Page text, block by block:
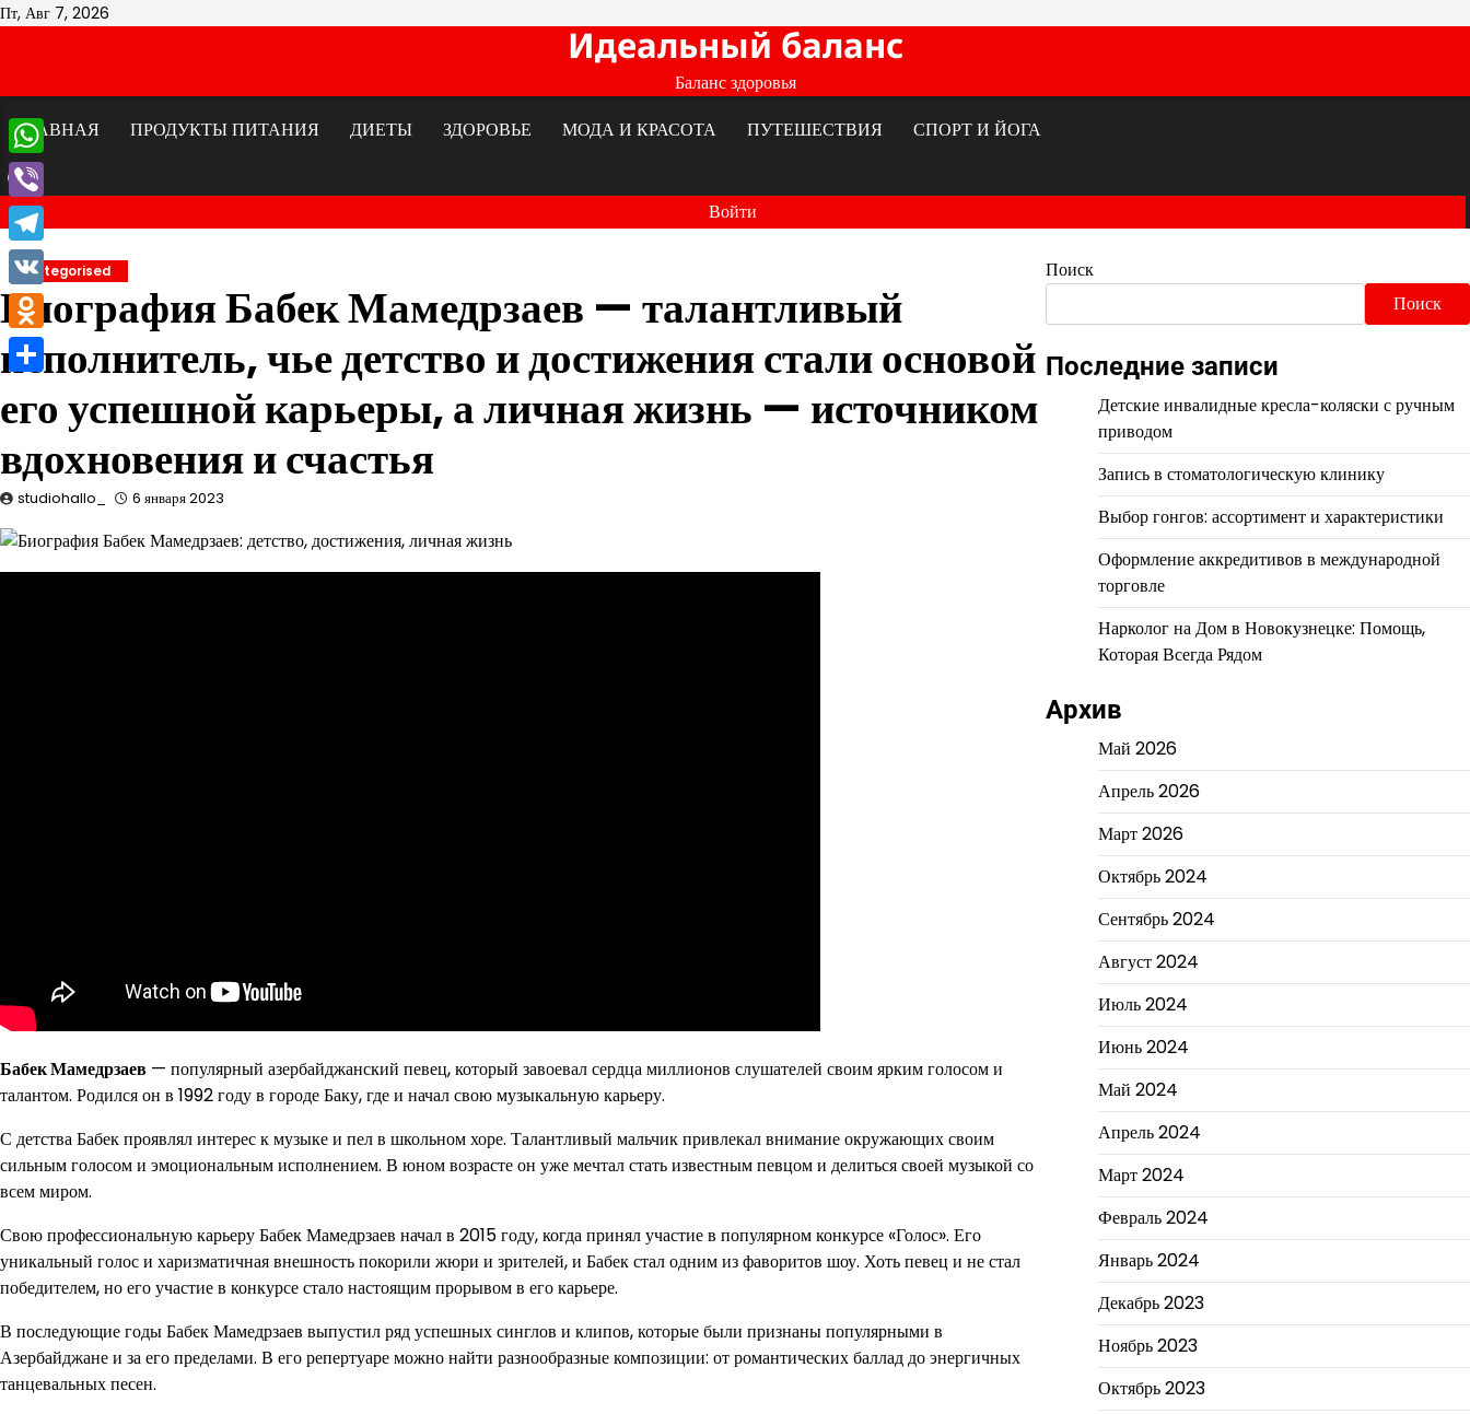
Перейти
Пт, Авг 7, 2026
Идеальный баланс
Баланс здоровья
ГЛАВНАЯ
ПРОДУКТЫ ПИТАНИЯ ДИЕТЫ ЗДОРОВЬЕ МОДА И КРАСОТА ПУТЕШЕСТВИЯ СПОРТ И ЙОГА
Войти
Uncategorised
Биография Бабек Мамедрзаев — талантливый
исполнитель, чье детство и достижения стали основой
его успешной карьеры, а личная жизнь — источником
вдохновения и счастья
studiohallo_ 6 января 2023
Бабек Мамедрзаев — популярный азербайджанский певец, который завоевал сердца миллионов слушателей своим ярким голосом и
талантом. Родился он в 1992 году в городе Баку, где и начал свою музыкальную карьеру.
С детства Бабек проявлял интерес к музыке и пел в школьном хоре. Талантливый мальчик привлекал внимание окружающих своим
сильным голосом и эмоциональным исполнением. В юном возрасте он уже мечтал стать известным певцом и делиться своей музыкой со
всем миром.
Свою профессиональную карьеру Бабек Мамедрзаев начал в 2015 году, когда принял участие в популярном конкурсе «Голос». Его
уникальный голос и харизматичная внешность покорили жюри и зрителей, и Бабек стал одним из фаворитов шоу. Хоть певец и не стал
победителем, но его участие в конкурсе стало настоящим прорывом в его карьере.
В последующие годы Бабек Мамедрзаев выпустил ряд успешных синглов и клипов, которые были признаны популярными в
Азербайджане и за его пределами. В его репертуаре можно найти разнообразные композиции: от романтических баллад до энергичных
танцевальных песен.
Поиск
Поиск
Последние записи
Детские инвалидные кресла-коляски с ручным
приводом
Запись в стоматологическую клинику
Выбор гонгов: ассортимент и характеристики
Оформление аккредитивов в международной
торговле
Нарколог на Дом в Новокузнецке: Помощь,
Которая Всегда Рядом
Архив
Май 2026
Апрель 2026
Март 2026
Октябрь 2024
Сентябрь 2024
Август 2024
Июль 2024
Июнь 2024
Май 2024
Апрель 2024
Март 2024
Февраль 2024
Январь 2024
Декабрь 2023
Ноябрь 2023
Октябрь 2023
WhatsApp
Viber
Telegram
VK
Odnoklassniki